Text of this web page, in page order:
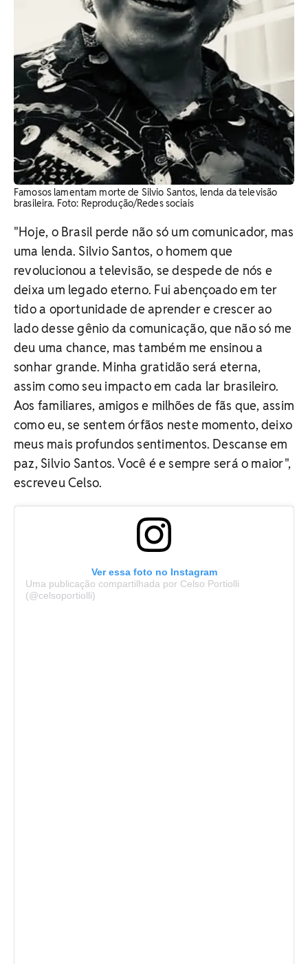
Famosos lamentam morte de Silvio Santos, lenda da televisão
brasileira. Foto: Reprodução/Redes sociais
"Hoje, o Brasil perde não só um comunicador, mas
uma lenda. Silvio Santos, o homem que
revolucionou a televisão, se despede de nós e
deixa um legado eterno. Fui abençoado em ter
tido a oportunidade de aprender e crescer ao
lado desse gênio da comunicação, que não só me
deu uma chance, mas também me ensinou a
sonhar grande. Minha gratidão será eterna,
assim como seu impacto em cada lar brasileiro.
Aos familiares, amigos e milhões de fãs que, assim
como eu, se sentem órfãos neste momento, deixo
meus mais profundos sentimentos. Descanse em
paz, Silvio Santos. Você é e sempre será o maior",
escreveu Celso.
Ver essa foto no Instagram
Uma publicação compartilhada por Celso Portiolli
(@celsoportiolli)